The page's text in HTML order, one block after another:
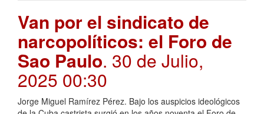
Van por el sindicato de
narcopolíticos: el Foro de
Sao Paulo. 30 de Julio,
2025 00:30
Jorge Miguel Ramírez Pérez. Bajo los auspicios ideológicos